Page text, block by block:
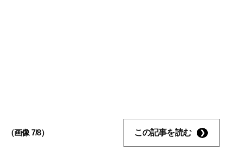
（画像 7/8） この記事を読む